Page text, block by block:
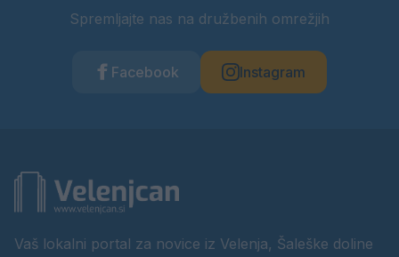
Spremljajte nas na družbenih omrežjih
Facebook Instagram
Vaš lokalni portal za novice iz Velenja, Šaleške doline